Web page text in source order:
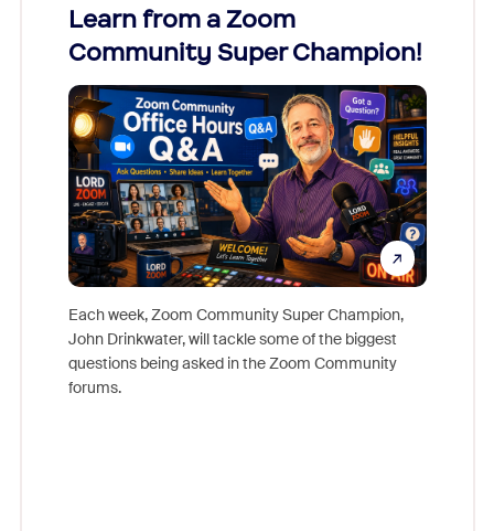
Learn from a Zoom
Community Super Champion!
Each week, Zoom Community Super Champion,
John Drinkwater, will tackle some of the biggest
questions being asked in the Zoom Community
forums.